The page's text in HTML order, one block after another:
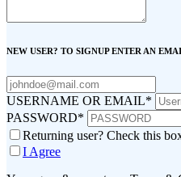
NEW USER? TO SIGNUP ENTER AN
USERNAME OR EMAIL*
PASSWORD*
Returning user? Check this
I Agree